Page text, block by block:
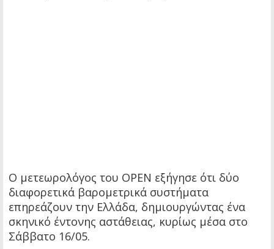
Ο μετεωρολόγος του OPEN εξήγησε ότι δύο
διαφορετικά βαρομετρικά συστήματα
επηρεάζουν την Ελλάδα, δημιουργώντας ένα
σκηνικό έντονης αστάθειας, κυρίως μέσα στο
Σάββατο 16/05.